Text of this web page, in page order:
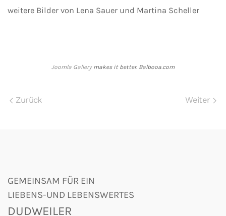
weitere Bilder von Lena Sauer und Martina Scheller
Joomla Gallerymakes it better. Balbooa.com
Zurück Weiter
GEMEINSAM FÜR EIN
LIEBENS-UND LEBENSWERTES
DUDWEILER